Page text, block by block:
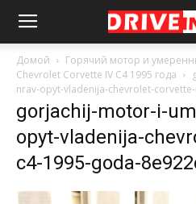
Домой
Горячий мотор и
Chevrolet Corvette IV C4 1995 года
nrav-opyt-vladenija-chevrolet-
gorjachij-motor-i-
opyt-vladenija-
c4-1995-goda-